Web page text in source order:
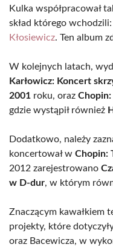
Kulka współpracował
skład którego wchodzili:
Kłosiewicz. Ten album
W kolejnych latach,
Karłowicz: Koncert
2001 roku, oraz
gdzie wystąpił również
Dodatkowo, należy
koncertował w Chopin:
2012 zarejestrowano
w D-dur, w którym
Znaczącym kawałkiem
projekty, które
oraz Bacewicza, w